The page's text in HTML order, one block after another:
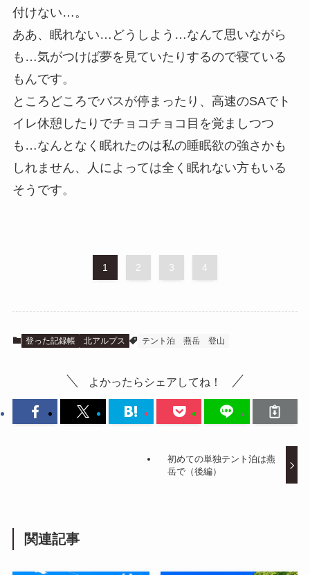
付けない…。
ああ、眠れない…どうしよう…なんて思いながら
も…気がつけば夢を見ていたりするので寝ている
もんです。
ところどころでバスが停まったり、高速のSAでト
イレ休憩したりでチョコチョコ目を覚ましつつ
も…なんとなく眠れたのは私の睡眠欲の強さかも
しれません、人によっては全く眠れない方もいる
そうです。
1 2 3 4
登った記録帳 北アルプス テント泊 燕岳 登山
よかったらシェアしてね！
初めての単独テント泊は燕
岳で（後編）
関連記事